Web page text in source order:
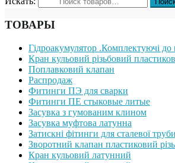
ТОВАРЫ
Гідроакумулятор .Комплектуючі до
Кран кульовий різьбовий
Поплавковий клапан
Распродаж
Фитинги ПЭ для сварки
Фитинги ПЕ стыковые литые
Засувка з гумованим клином
Засувка муфтова латунна
Затискні фітинги для сталевої труби
Зворотний клапан пластиковий
Кран кульовий латунний